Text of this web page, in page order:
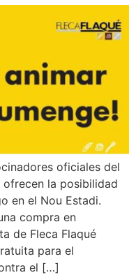
oficiales del
ofrecen la posibilidad
en el Nou Estadi.
compra en
de Fleca Flaqué
para el
el […]